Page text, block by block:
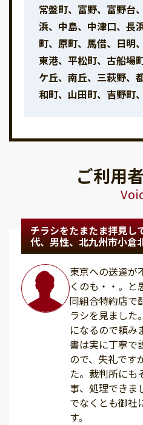
常盤町、富野、富野台
浜、中島、中津口、長
町、原町、馬借、日明
東港、平松町、古船場
ケ丘、南丘、三萩野、
和町、山田町、吉野町
ご利用
チラシをたまたま拝見し
代、男性、北九州市小倉
東京への送達が
くのも・・。と
同組合特約店で
ラシを見ました
になるので頼み
書は実に丁寧で
ので、失礼です
た。裁判所にも
事、処理できま
でなくとも御社
す。